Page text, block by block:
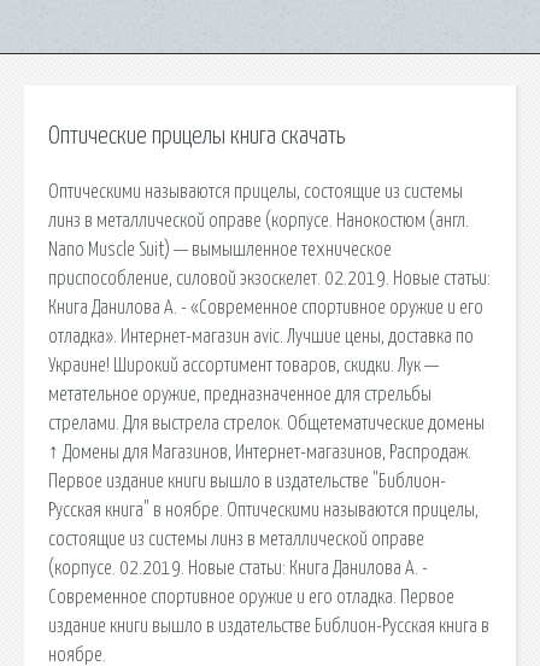
Оптические прицелы книга скачать
Оптическими называются прицелы, состоящие из системы
линз в металлической оправе (корпусе. Нанокостюм (англ.
Nano Muscle Suit) — вымышленное техническое
приспособление, силовой экзоскелет. 02.2019. Новые статьи:
Книга Данилова А. - «Современное спортивное оружие и его
отладка». Интернет-магазин avic. Лучшие цены, доставка по
Украине! Широкий ассортимент товаров, скидки. Лук —
метательное оружие, предназначенное для стрельбы
стрелами. Для выстрела стрелок. Общетематические домены
↑ Домены для Магазинов, Интернет-магазинов, Распродаж.
Первое издание книги вышло в издательстве "Библион-
Русская книга" в ноябре. Оптическими называются прицелы,
состоящие из системы линз в металлической оправе
(корпусе. 02.2019. Новые статьи: Книга Данилова А. -
Современное спортивное оружие и его отладка. Первое
издание книги вышло в издательстве Библион-Русская книга в
ноябре.